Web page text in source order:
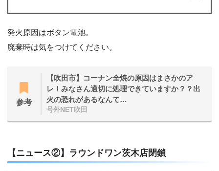
発火原因はボタン電池。
廃棄時は気をつけてください。
参考
【吹田市】コーナン全焼の原因はまさかのア
レ！みなさん適切に処理できていますか？？出
火の恐れがあるなんて…
号外NET吹田
【ニュース②】ラウンドワン茨木店閉鎖